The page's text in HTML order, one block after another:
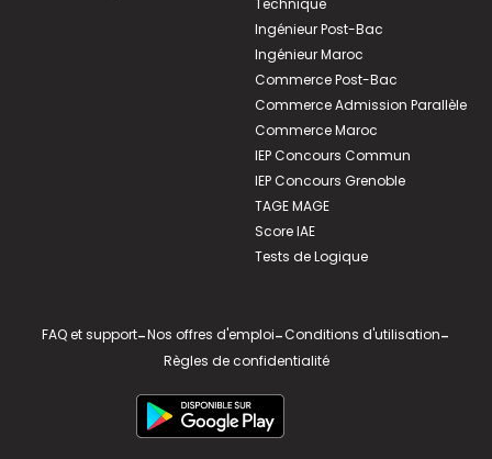
Technique
Ingénieur Post-Bac
Ingénieur Maroc
Commerce Post-Bac
Commerce Admission Parallèle
Commerce Maroc
IEP Concours Commun
IEP Concours Grenoble
TAGE MAGE
Score IAE
Tests de Logique
FAQ et support-Nos offres d'emploi-Conditions d'utilisation-
Règles de confidentialité